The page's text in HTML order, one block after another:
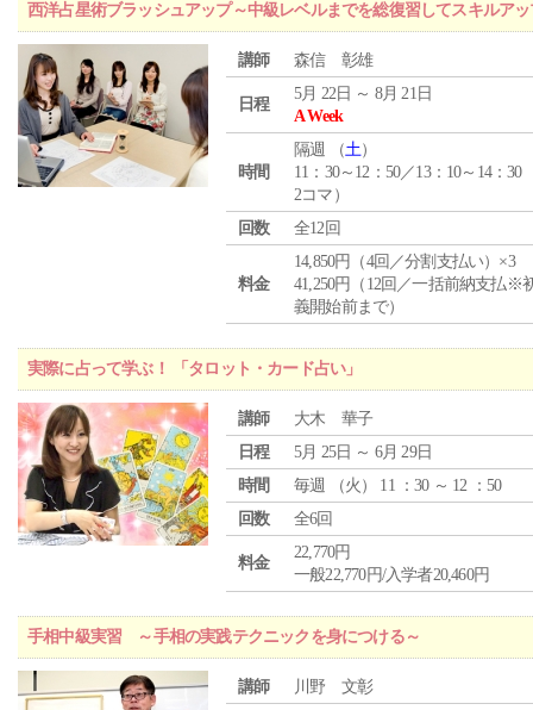
西洋占星術ブラッシュアップ～中級レベルまでを総復習してスキルア
講師 森信 彰雄
日程
5月 22日 ～ 8月 21日
A Week
時間
隔週 （土）
11：30～12：50／13：10～14：30
2コマ）
回数
全12回
料金
14,850円（4回／分割支払い）×3
41,250円（12回／一括前納支払※
義開始前まで）
実際に占って学ぶ！ 「タロット・カード占い」
講師
大木 華子
日程
5月 25日 ～ 6月 29日
時間
毎週 （火 ） 11 ：30 ～ 12 ：50
回数
全6回
料金
22,770円
一般22,770円/入学者20,460円
手相中級実習 ～手相の実践テクニックを身につける～
講師 川野 文彰